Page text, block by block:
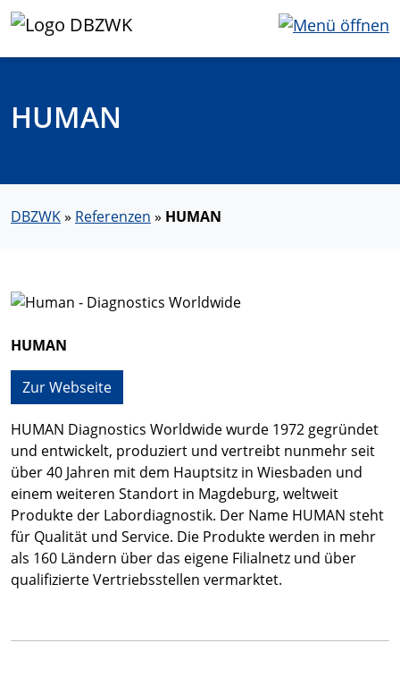
HUMAN
DBZWK» Referenzen » HUMAN
HUMAN
Zur Webseite
HUMAN Diagnostics Worldwide wurde 1972 gegründet
und entwickelt, produziert und vertreibt nunmehr seit
über 40 Jahren mit dem Hauptsitz in Wiesbaden und
einem weiteren Standort in Magdeburg, weltweit
Produkte der Labordiagnostik. Der Name HUMAN steht
für Qualität und Service. Die Produkte werden in mehr
als 160 Ländern über das eigene Filialnetz und über
qualifizierte Vertriebsstellen vermarktet.